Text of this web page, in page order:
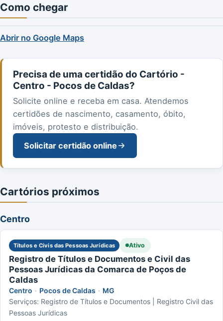
Como chegar
Abrir no Google Maps
Precisa de uma certidão do Cartório -
Centro - Pocos de Caldas?
Solicite online e receba em casa. Atendemos
certidões de nascimento, casamento, óbito,
imóveis, protesto e distribuição.
Solicitar certidão online
Cartórios próximos
Centro
Títulos e Civis das Pessoas Jurídicas Ativo
Registro de Títulos e Documentos e Civil das
Pessoas Jurídicas da Comarca de Poços de
Caldas
Centro · Pocos de Caldas · MG
Serviços: Registro de Títulos e Documentos | Registro Civil das
Pessoas Jurídicas